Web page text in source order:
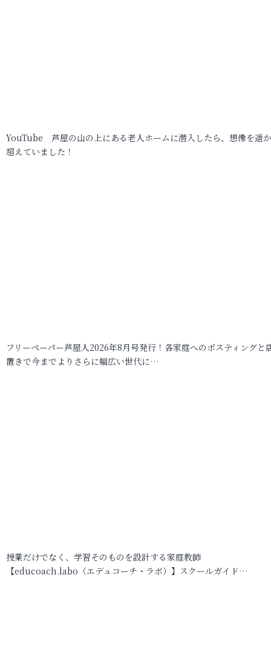
YouTube 芦屋の山の上にある老人ホームに潜入したら、想像を遥
超えていました！
フリーペーパー芦屋人2026年8月号発行！各家庭へのポスティングと
置きで今までよりさらに幅広い世代に…
授業だけでなく、学習そのものを設計する家庭教師
【educoach.labo（エデュコーチ・ラボ）】スクールガイド…